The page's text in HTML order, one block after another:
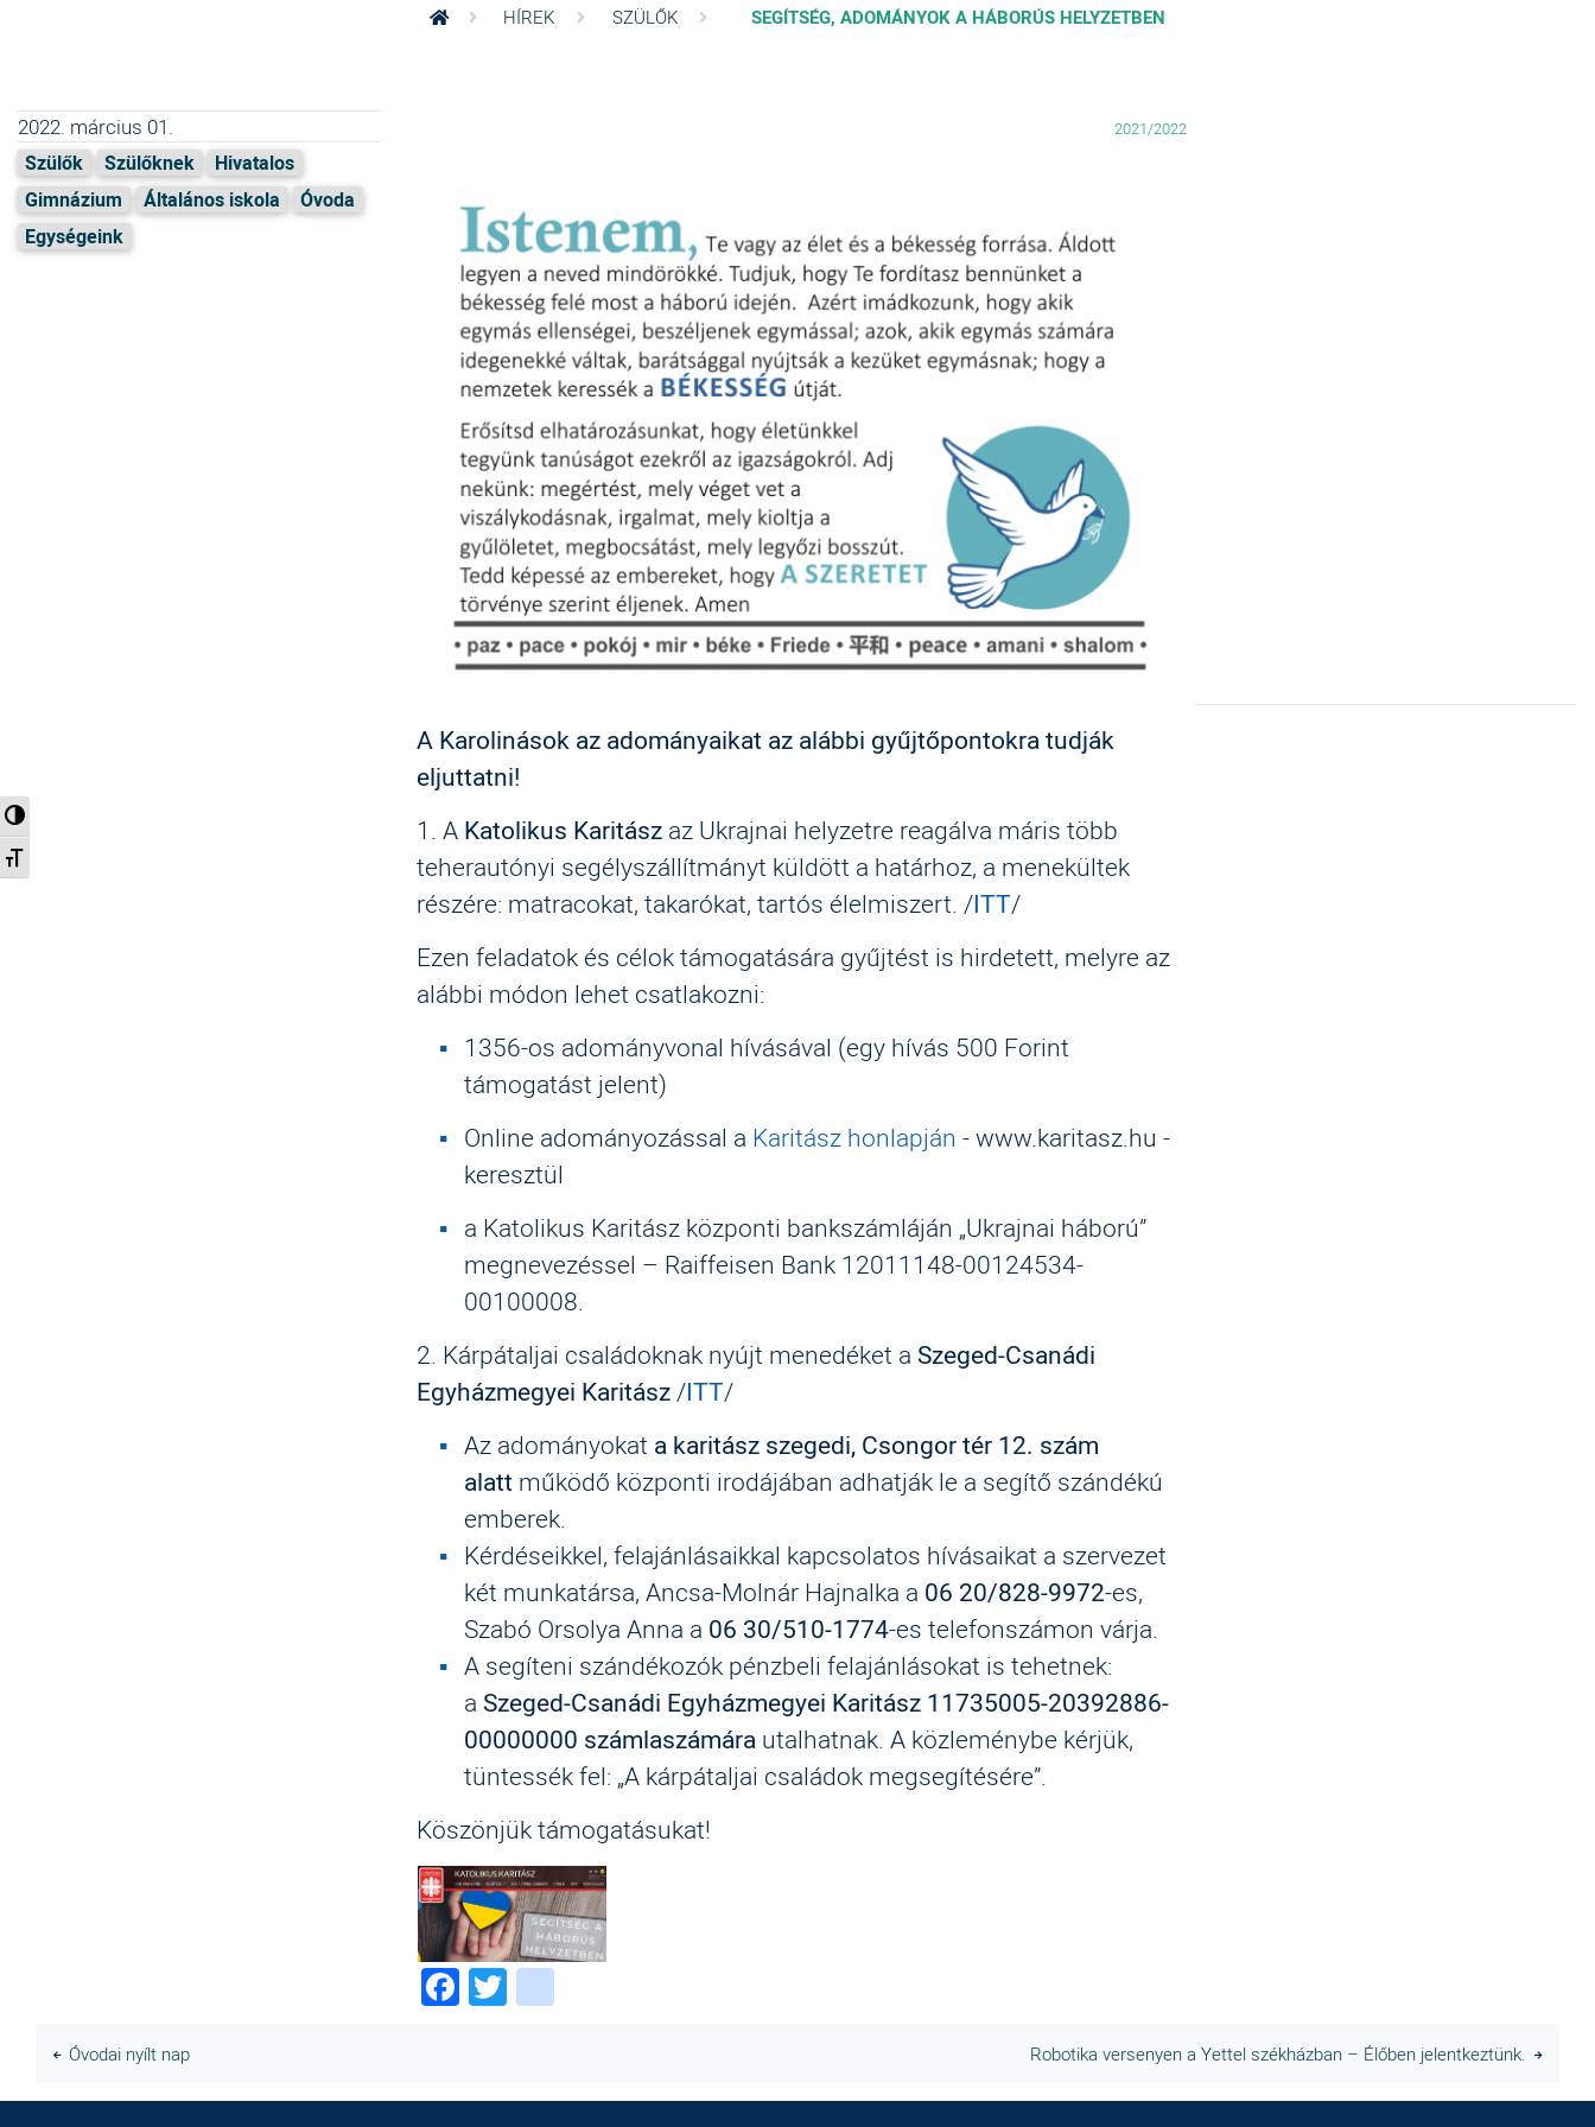
Nagy kontraszt váltása
Betűméret váltása
HÍREK SZÜLŐK SEGÍTSÉG, ADOMÁNYOK A HÁBORÚS HELYZETBEN
2021/2022
A Karolinások az adományaikat az alábbi gyűjtőpontokra tudják
eljuttatni!
1. A Katolikus Karitász az Ukrajnai helyzetre reagálva máris több
teherautónyi segélyszállítmányt küldött a határhoz, a menekültek
részére: matracokat, takarókat, tartós élelmiszert. /ITT/
Ezen feladatok és célok támogatására gyűjtést is hirdetett, melyre az
alábbi módon lehet csatlakozni:
1356-os adományvonal hívásával (egy hívás 500 Forint
támogatást jelent)
Online adományozással a Karitász honlapján - www.karitasz.hu -
keresztül
a Katolikus Karitász központi bankszámláján „Ukrajnai háború”
megnevezéssel – Raiffeisen Bank 12011148-00124534-
00100008.
2. Kárpátaljai családoknak nyújt menedéket a Szeged-Csanádi
Egyházmegyei Karitász/ITT/
Az adományokat a karitász szegedi, Csongor tér 12. szám
alatt működő központi irodájában adhatják le a segítő szándékú
emberek.
Kérdéseikkel, felajánlásaikkal kapcsolatos hívásaikat a szervezet
két munkatársa, Ancsa-Molnár Hajnalka a 06 20/828-9972-es,
Szabó Orsolya Anna a 06 30/510-1774-es telefonszámon várja.
A segíteni szándékozók pénzbeli felajánlásokat is tehetnek:
a Szeged-Csanádi Egyházmegyei Karitász 11735005-20392886-
00000000 számlaszámára utalhatnak. A közleménybe kérjük,
tüntessék fel: „A kárpátaljai családok megsegítésére”.
Köszönjük támogatásukat!
Facebook
Twitter
2022. március 01.
Szülők Szülőknek
Hivatalos
Gimnázium
Általános iskola
Óvoda
Egységeink
Óvodai nyílt nap Robotika versenyen a Yettel székházban – Élőben jelentkeztünk.